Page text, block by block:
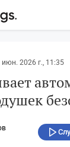
июн. 2026 г., 11:35